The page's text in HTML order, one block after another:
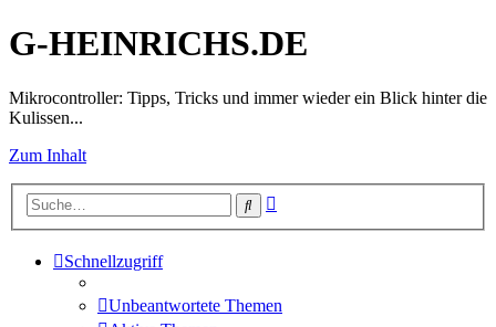
G-HEINRICHS.DE
Mikrocontroller: Tipps, Tricks und immer wieder ein Blick hinter die
Kulissen...
Zum Inhalt
Suche
Schnellzugriff
Unbeantwortete Themen